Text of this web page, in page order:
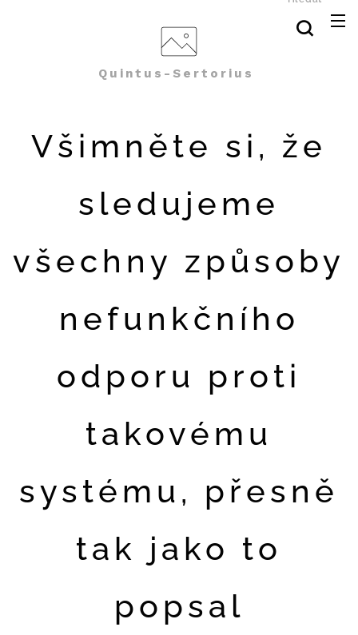
Quintus-Sertorius
Všimněte si, že
sledujeme
všechny způsoby
nefunkčního
odporu proti
takovému
systému, přesně
tak jako to
popsal